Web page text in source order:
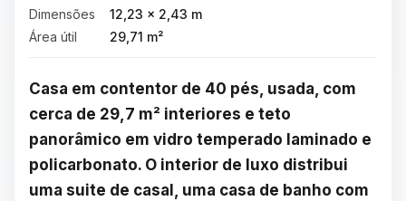
Dimensões
12,23 × 2,43 m
Área útil
29,71 m²
Casa em contentor de 40 pés, usada, com
cerca de 29,7 m² interiores e teto
panorâmico em vidro temperado laminado e
policarbonato. O interior de luxo distribui
uma suite de casal, uma casa de banho com